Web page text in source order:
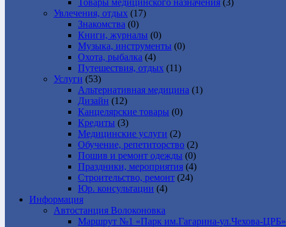
Товары медицинского назначения (3)
Увлечения, отдых (17)
Знакомства (0)
Книги, журналы (0)
Музыка, инструменты (0)
Охота, рыбалка (4)
Путешествия, отдых (11)
Услуги (53)
Альтернативная медицина (1)
Дизайн (12)
Канцелярские товары (0)
Кредиты (3)
Медицинские услуги (2)
Обучение, репетиторство (2)
Пошив и ремонт одежды (0)
Праздники, мероприятия (4)
Строительство, ремонт (24)
Юр. консультации (4)
Информация
Автостанция Волоконовка
Маршрут №1 «Парк им.Гагарина-ул.Чехова-ЦРБ»